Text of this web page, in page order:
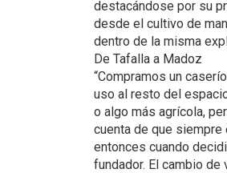
destacándose por su
desde el cultivo de
dentro de la misma
De Tafalla a Madoz
“Compramos un
uso al resto del
o algo más agrícola,
cuenta de que siempre
entonces cuando
fundador. El cambio de